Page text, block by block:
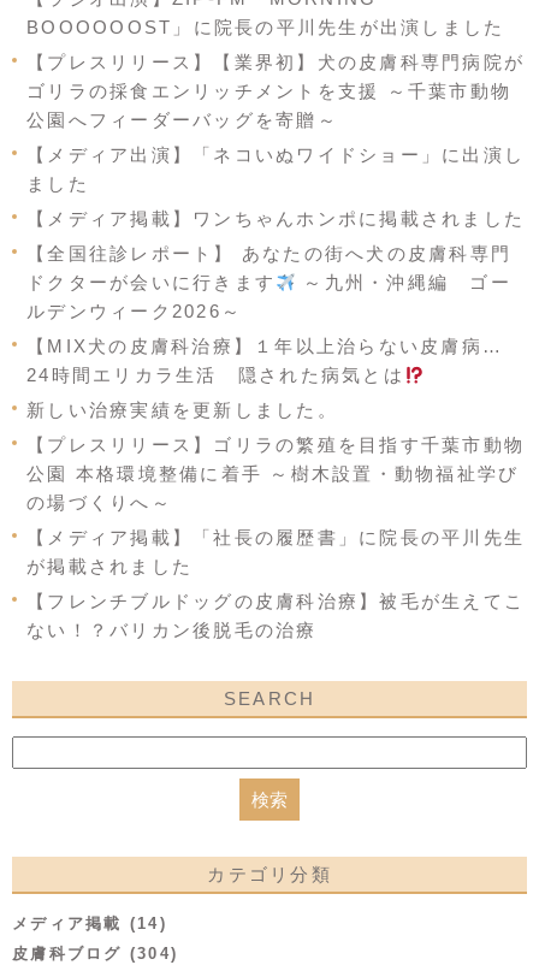
BOOOOOOST」に院長の平川先生が出演しました
【プレスリリース】【業界初】犬の皮膚科専門病院が
ゴリラの採食エンリッチメントを支援 ～千葉市動物
公園へフィーダーバッグを寄贈～
【メディア出演】「ネコいぬワイドショー」に出演し
ました
【メディア掲載】ワンちゃんホンポに掲載されました
【全国往診レポート】 あなたの街へ犬の皮膚科専門
ドクターが会いに行きます
～九州・沖縄編 ゴー
ルデンウィーク2026～
【MIX犬の皮膚科治療】１年以上治らない皮膚病…
24時間エリカラ生活 隠された病気とは
新しい治療実績を更新しました。
【プレスリリース】ゴリラの繁殖を目指す千葉市動物
公園 本格環境整備に着手 ～樹木設置・動物福祉学び
の場づくりへ～
【メディア掲載】「社長の履歴書」に院長の平川先生
が掲載されました
【フレンチブルドッグの皮膚科治療】被毛が生えてこ
ない！？バリカン後脱毛の治療
SEARCH
カテゴリ分類
メディア掲載 (14)
皮膚科ブログ (304)